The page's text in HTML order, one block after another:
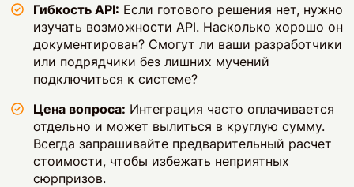
Гибкость API: Если готового решения нет, нужно
изучать возможности API. Насколько хорошо он
документирован? Смогут ли ваши разработчики
или подрядчики без лишних мучений
подключиться к системе?
Цена вопроса: Интеграция часто оплачивается
отдельно и может вылиться в круглую сумму.
Всегда запрашивайте предварительный расчет
стоимости, чтобы избежать неприятных
сюрпризов.